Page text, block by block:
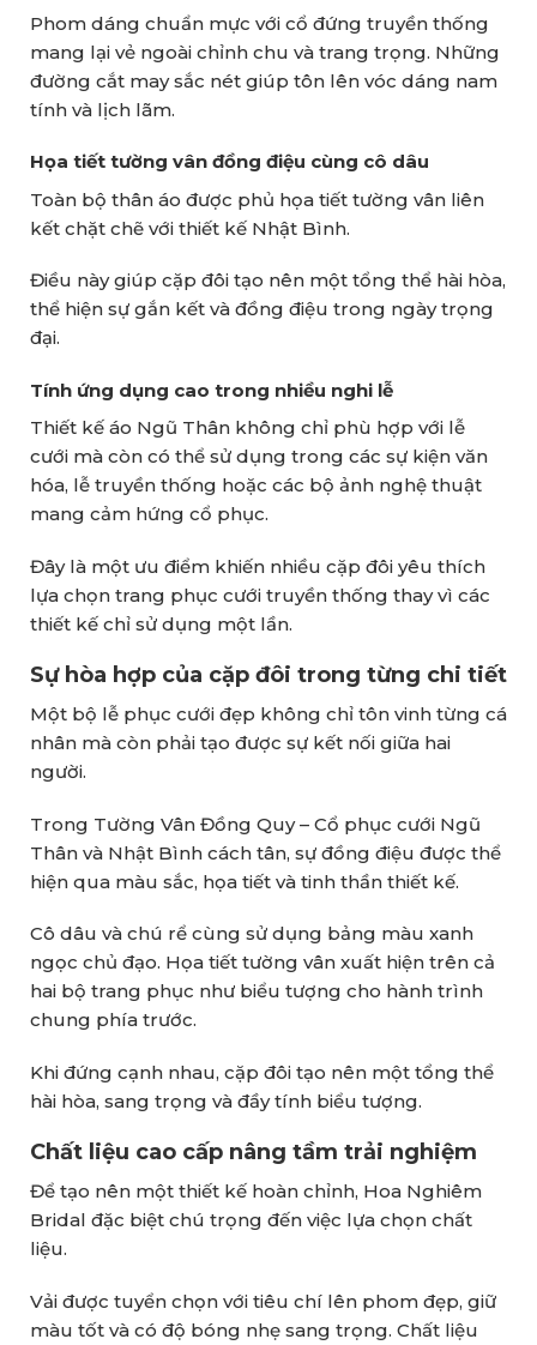
Phom dáng chuẩn mực với cổ đứng truyền thống
mang lại vẻ ngoài chỉnh chu và trang trọng. Những
đường cắt may sắc nét giúp tôn lên vóc dáng nam
tính và lịch lãm.
Họa tiết tường vân đồng điệu cùng cô dâu
Toàn bộ thân áo được phủ họa tiết tường vân liên
kết chặt chẽ với thiết kế Nhật Bình.
Điều này giúp cặp đôi tạo nên một tổng thể hài hòa,
thể hiện sự gắn kết và đồng điệu trong ngày trọng
đại.
Tính ứng dụng cao trong nhiều nghi lễ
Thiết kế áo Ngũ Thân không chỉ phù hợp với lễ
cưới mà còn có thể sử dụng trong các sự kiện văn
hóa, lễ truyền thống hoặc các bộ ảnh nghệ thuật
mang cảm hứng cổ phục.
Đây là một ưu điểm khiến nhiều cặp đôi yêu thích
lựa chọn trang phục cưới truyền thống thay vì các
thiết kế chỉ sử dụng một lần.
Sự hòa hợp của cặp đôi trong từng chi tiết
Một bộ lễ phục cưới đẹp không chỉ tôn vinh từng cá
nhân mà còn phải tạo được sự kết nối giữa hai
người.
Trong Tường Vân Đồng Quy – Cổ phục cưới Ngũ
Thân và Nhật Bình cách tân, sự đồng điệu được thể
hiện qua màu sắc, họa tiết và tinh thần thiết kế.
Cô dâu và chú rể cùng sử dụng bảng màu xanh
ngọc chủ đạo. Họa tiết tường vân xuất hiện trên cả
hai bộ trang phục như biểu tượng cho hành trình
chung phía trước.
Khi đứng cạnh nhau, cặp đôi tạo nên một tổng thể
hài hòa, sang trọng và đầy tính biểu tượng.
Chất liệu cao cấp nâng tầm trải nghiệm
Để tạo nên một thiết kế hoàn chỉnh, Hoa Nghiêm
Bridal đặc biệt chú trọng đến việc lựa chọn chất
liệu.
Vải được tuyển chọn với tiêu chí lên phom đẹp, giữ
màu tốt và có độ bóng nhẹ sang trọng. Chất liệu